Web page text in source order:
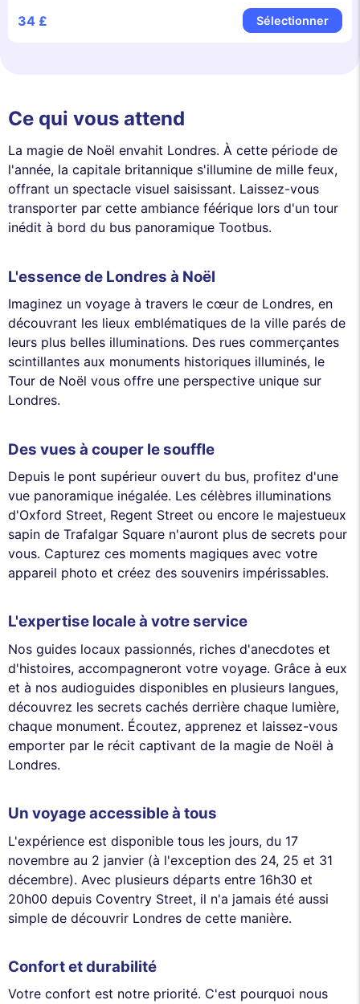
34 £ Sélectionner
Ce qui vous attend
La magie de Noël envahit Londres. À cette période de
l'année, la capitale britannique s'illumine de mille feux,
offrant un spectacle visuel saisissant. Laissez-vous
transporter par cette ambiance féérique lors d'un tour
inédit à bord du bus panoramique Tootbus.
L'essence de Londres à Noël
Imaginez un voyage à travers le cœur de Londres, en
découvrant les lieux emblématiques de la ville parés de
leurs plus belles illuminations. Des rues commerçantes
scintillantes aux monuments historiques illuminés, le
Tour de Noël vous offre une perspective unique sur
Londres.
Des vues à couper le souffle
Depuis le pont supérieur ouvert du bus, profitez d'une
vue panoramique inégalée. Les célèbres illuminations
d'Oxford Street, Regent Street ou encore le majestueux
sapin de Trafalgar Square n'auront plus de secrets pour
vous. Capturez ces moments magiques avec votre
appareil photo et créez des souvenirs impérissables.
L'expertise locale à votre service
Nos guides locaux passionnés, riches d'anecdotes et
d'histoires, accompagneront votre voyage. Grâce à eux
et à nos audioguides disponibles en plusieurs langues,
découvrez les secrets cachés derrière chaque lumière,
chaque monument. Écoutez, apprenez et laissez-vous
emporter par le récit captivant de la magie de Noël à
Londres.
Un voyage accessible à tous
L'expérience est disponible tous les jours, du 17
novembre au 2 janvier (à l'exception des 24, 25 et 31
décembre). Avec plusieurs départs entre 16h30 et
20h00 depuis Coventry Street, il n'a jamais été aussi
simple de découvrir Londres de cette manière.
Confort et durabilité
Votre confort est notre priorité. C'est pourquoi nous